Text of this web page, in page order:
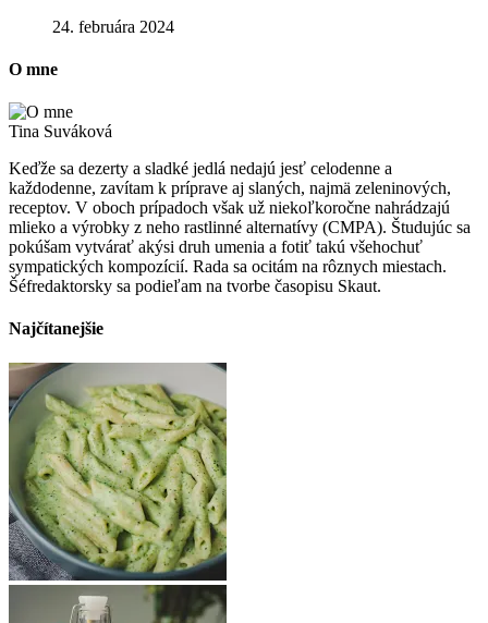
24. februára 2024
O mne
Tina Suváková
Keďže sa dezerty a sladké jedlá nedajú jesť celodenne a
každodenne, zavítam k príprave aj slaných, najmä zeleninových,
receptov. V oboch prípadoch však už niekoľkoročne nahrádzajú
mlieko a výrobky z neho rastlinné alternatívy (CMPA). Študujúc sa
pokúšam vytvárať akýsi druh umenia a fotiť takú všehochuť
sympatických kompozícií. Rada sa ocitám na rôznych miestach.
Šéfredaktorsky sa podieľam na tvorbe časopisu Skaut.
Najčítanejšie